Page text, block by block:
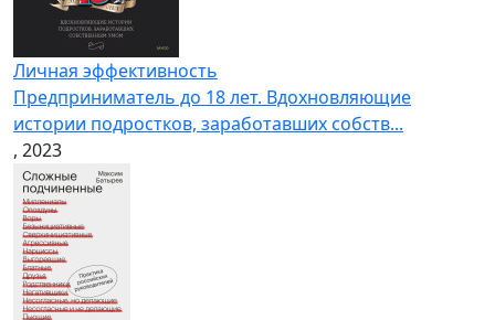
Личная эффективность
Предприниматель до 18 лет. Вдохновляющие
истории подростков, заработавших собств...
, 2023